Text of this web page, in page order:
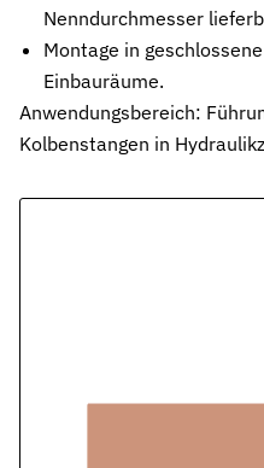
Statische Dichtungen
Langlebige Dichtungen für
Dynamische Dichtungen
Effiziente
Schmierstoffe passend zur
Leistungen
Nenndurchmesser
Montage in
Einbauräume.
Anwendungsbereich:
Kolbenstangen in